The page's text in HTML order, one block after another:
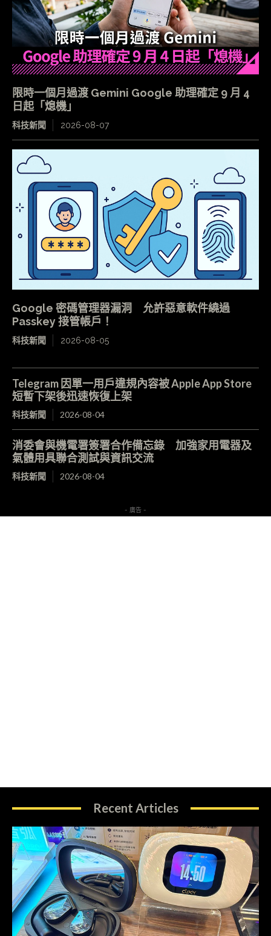
限時一個月過渡 Gemini Google 助理確定 9 月 4
日起「熄機」
科技新聞 2026-08-07
Google 密碼管理器漏洞 允許惡意軟件繞過
Passkey 接管帳戶！
科技新聞 2026-08-05
Telegram 因單一用戶違規內容被 Apple App Store
短暫下架後迅速恢復上架
科技新聞 2026-08-04
消委會與機電署簽署合作備忘錄 加強家用電器及
氣體用具聯合測試與資訊交流
科技新聞 2026-08-04
- 廣告 -
Recent Articles